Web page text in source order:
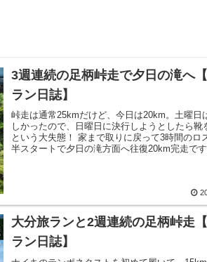
3週連続の足柄峠走で夕日の滝へ￼
ラン日誌】
峠走は通常25kmだけど、今日は20km。土曜日
しかったので、日曜日に決行しようとしたら靴
という大失態！ 家まで取りに戻って3時間のロ
半スタートで夕日の滝方面へ往復20km完走です
大分旅ランと2週連続の足柄峠走
ラン日誌】￼